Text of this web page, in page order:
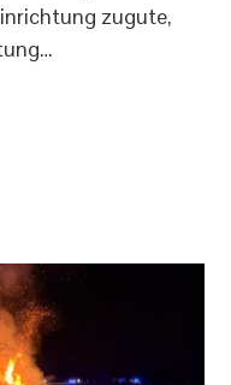
zugute,